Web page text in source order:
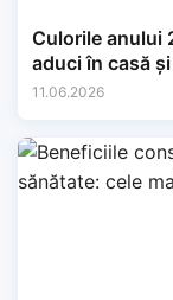
Culorile anului
aduci în casă
11.06.2026